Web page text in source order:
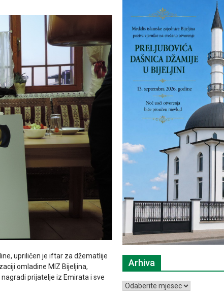
upriličen je iftar za džematlije
omladine MIZ Bijeljina,
prijatelje iz Emirata i sve
Arhiva
Arhiva